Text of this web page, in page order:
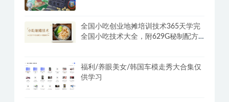
全国小吃创业地摊培训技术365天学完
全国小吃技术大全，附629G秘制配方
福利/养眼美女/韩国车模走秀大合集仅
供学习